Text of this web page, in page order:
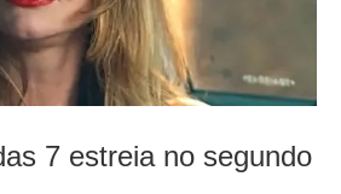
7 estreia no segundo